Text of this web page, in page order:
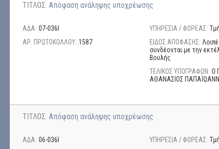
ΤΙΤΛΟΣ: Απόφαση ανάληψης υποχρέωσης
ΑΔΑ: 07-036Ι
ΑΡ. ΠΡΩΤΟΚΟΛΛΟΥ: 1587
ΥΠΗΡΕΣΙΑ / ΦΟΡΕΑΣ:
ΕΙΔΟΣ ΑΠΟΦΑΣΗΣ:
συνδέονται με την
Βουλής
ΤΕΛΙΚΟΣ ΥΠΟΓΡΑΦΩΝ: Ο
ΑΘΑΝΑΣΙΟΣ
ΤΙΤΛΟΣ: Απόφαση ανάληψης υποχρέωσης
ΑΔΑ: 06-036Ι
ΥΠΗΡΕΣΙΑ / ΦΟΡΕΑΣ: